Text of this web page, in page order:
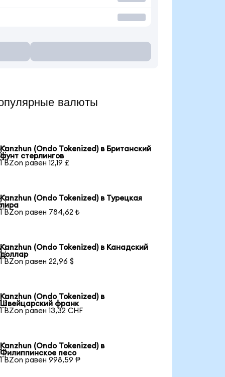
валюты
Kanzhun (Ondo Tokenized) в Британский
фунт стерлингов
1 BZon равен 12,19 £
Kanzhun (Ondo Tokenized) в Турецкая
лира
1 BZon равен 784,62 ₺
Kanzhun (Ondo Tokenized) в Канадский
доллар
1 BZon равен 22,96 $
Kanzhun (Ondo Tokenized) в
Швейцарский франк
1 BZon равен 13,32 CHF
Kanzhun (Ondo Tokenized) в
Филиппинское песо
1 BZon равен 998,59 ₱